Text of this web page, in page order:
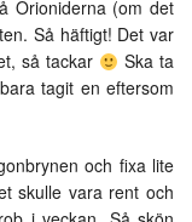
Orioniderna (om det
Så häftigt! Det var
så tackar
Ska ta
tagit en eftersom
och fixa lite
skulle vara rent och